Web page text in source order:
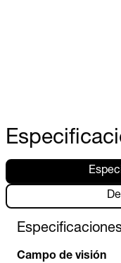
Campo de visión